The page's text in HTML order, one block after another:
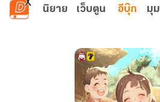
ข้ามไปยังเนื้อหาหลัก
นิยาย เว็บตูน อีบุ๊ก มุ